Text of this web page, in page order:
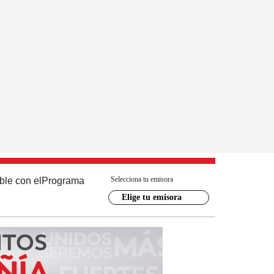
con el Programa Selecciona tu emisora
Elige tu emisora